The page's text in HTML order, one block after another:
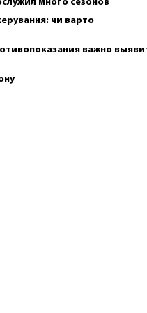
много сезонов
чи варто
важно